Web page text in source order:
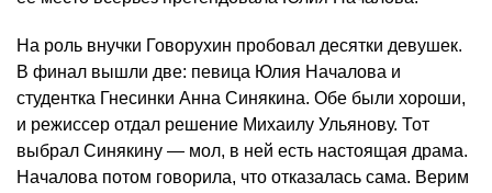
На роль внучки Говорухин пробовал десятки девушек.
В финал вышли две: певица Юлия Началова и
студентка Гнесинки Анна Синякина. Обе были хороши,
и режиссер отдал решение Михаилу Ульянову. Тот
выбрал Синякину — мол, в ней есть настоящая драма.
Началова потом говорила, что отказалась сама. Верим